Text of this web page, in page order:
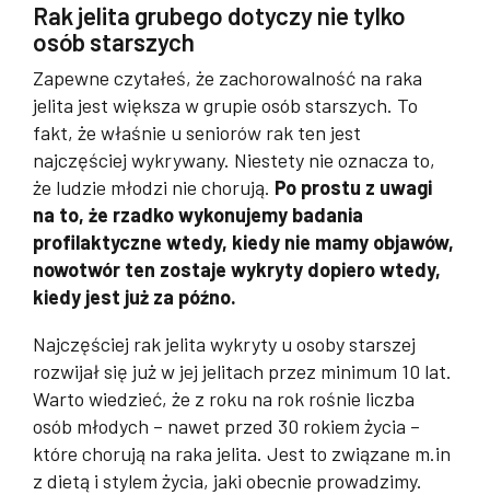
Rak jelita grubego dotyczy nie tylko
osób starszych
Zapewne czytałeś, że zachorowalność na raka
jelita jest większa w grupie osób starszych. To
fakt, że właśnie u seniorów rak ten jest
najczęściej wykrywany. Niestety nie oznacza to,
że ludzie młodzi nie chorują. Po prostu z uwagi
na to, że rzadko wykonujemy badania
profilaktyczne wtedy, kiedy nie mamy objawów,
nowotwór ten zostaje wykryty dopiero wtedy,
kiedy jest już za późno.
Najczęściej rak jelita wykryty u osoby starszej
rozwijał się już w jej jelitach przez minimum 10 lat.
Warto wiedzieć, że z roku na rok rośnie liczba
osób młodych – nawet przed 30 rokiem życia –
które chorują na raka jelita. Jest to związane m.in
z dietą i stylem życia, jaki obecnie prowadzimy.